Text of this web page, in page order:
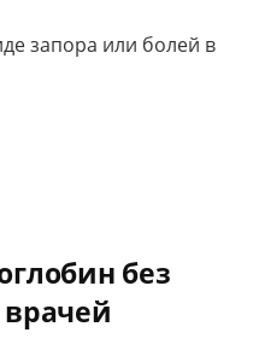
запора или болей в
без